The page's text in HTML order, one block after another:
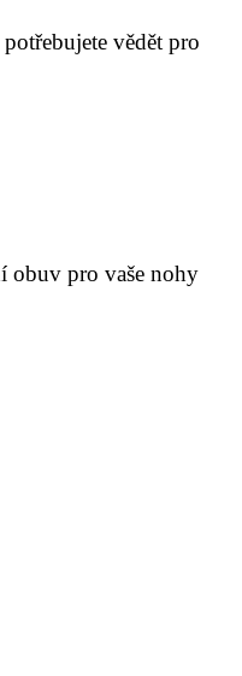
vědět pro
obuv pro vaše nohy